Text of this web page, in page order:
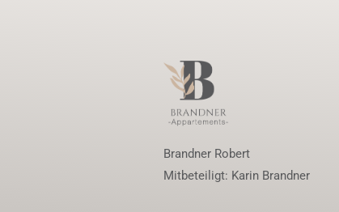
Brandner Robert
Mitbeteiligt: Karin Brandner